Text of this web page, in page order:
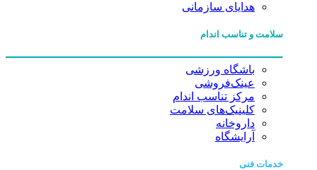
هدایای سازمانی
سلامت و تناسب اندام
باشگاه ورزشی
عینک‌فروشی
مرکز تناسب اندام
کلینیک‌های سلامت
داروخانه
آرایشگاه
خدمات فنی